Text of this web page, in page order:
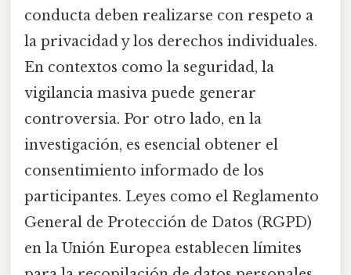
conducta deben realizarse con respeto a
la privacidad y los derechos individuales.
En contextos como la seguridad, la
vigilancia masiva puede generar
controversia. Por otro lado, en la
investigación, es esencial obtener el
consentimiento informado de los
participantes. Leyes como el Reglamento
General de Protección de Datos (RGPD)
en la Unión Europea establecen límites